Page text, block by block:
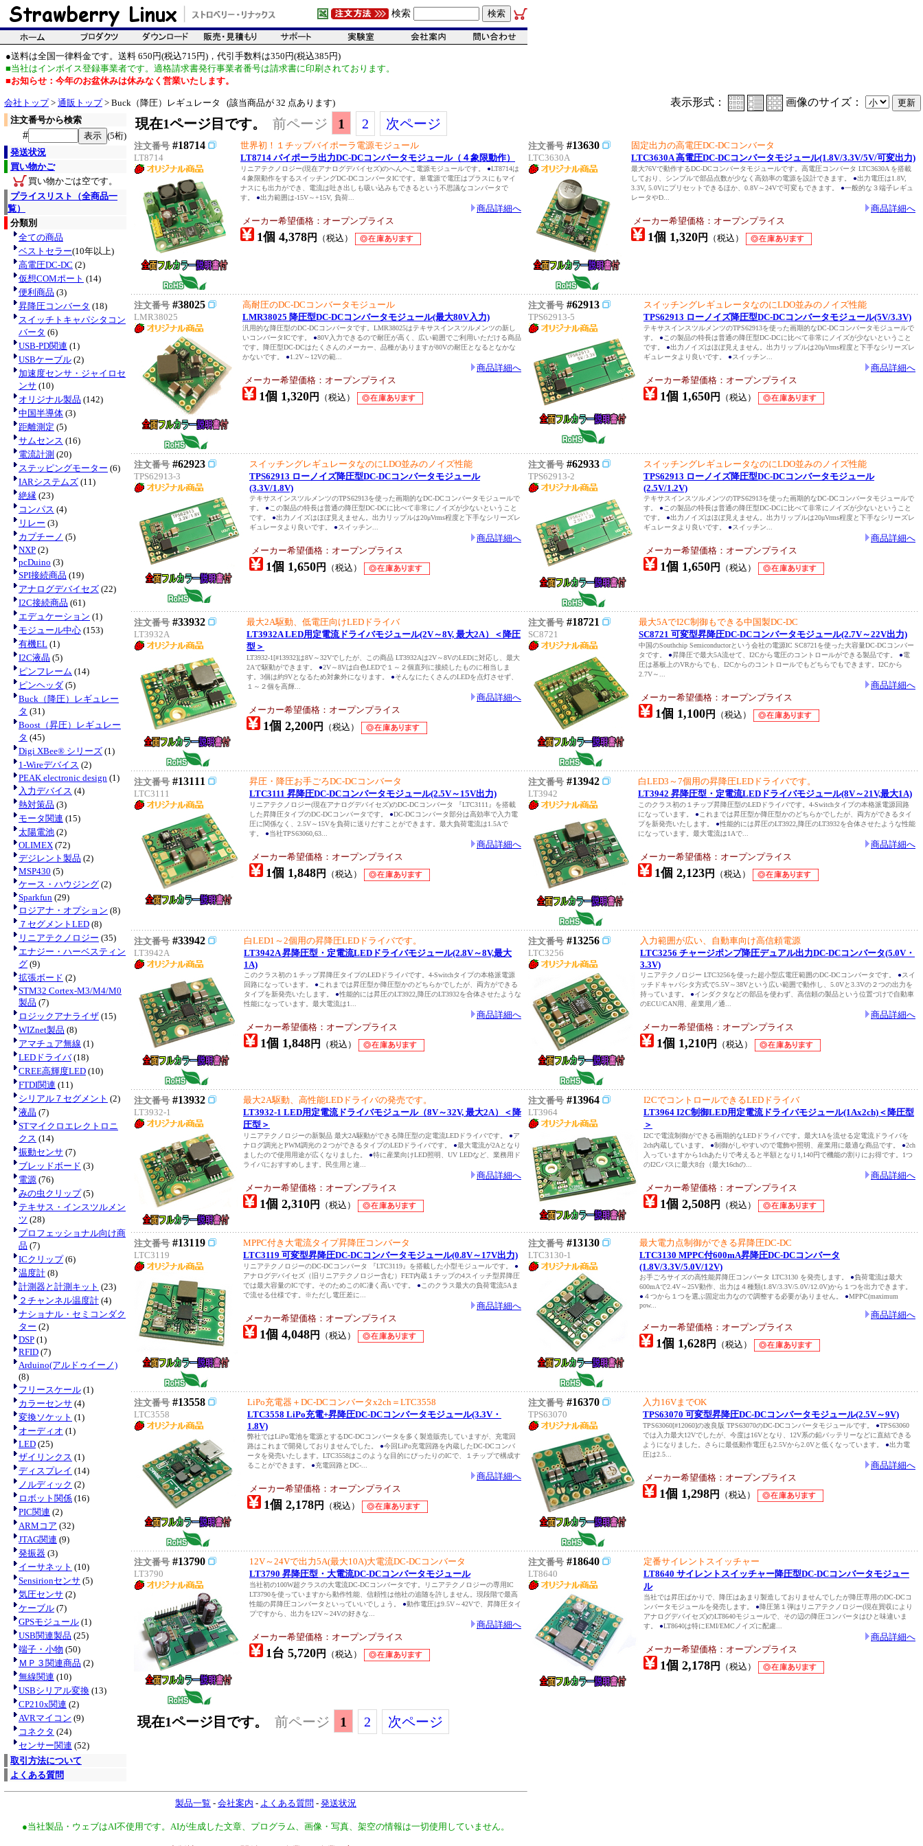
検索
●送料は全国一律料金です。送料 650円(税込715円)，代引手数料は350円(税込385円)
■当社はインボイス登録事業者です。適格請求書発行事業者番号は請求書に印刷されております。
■お知らせ：今年のお盆休みは休みなく営業いたします。
会社トップ> 通販トップ> Buck（降圧）レギュレータ (該当商品が 32 点あります) 表示形式： 画像のサイズ：
注文番号から検索
#
(5桁)
発送状況
買い物かご
買い物かごは空です。
プライスリスト（全商品一
覧）
分類別
全ての商品
ベストセラー(10年以上)
高電圧DC-DC (2)
仮想COMポート (14)
便利商品 (3)
昇降圧コンバータ (18)
スイッチトキャパシタコン
バータ (6)
USB-PD関連 (1)
USBケーブル (2)
加速度センサ・ジャイロセ
ンサ (10)
オリジナル製品 (142)
中国半導体 (3)
距離測定 (5)
サムセンス (16)
電流計測 (20)
ステッピングモーター (6)
IARシステムズ (11)
絶縁 (23)
コンパス (4)
リレー (3)
カプチーノ (5)
NXP (2)
pcDuino (3)
SPI接続商品 (19)
アナログデバイセズ (22)
I2C接続商品 (61)
エデュケーション (1)
モジュール中心 (153)
有機EL (1)
I2C液晶 (5)
ピンフレーム (14)
ピンヘッダ (5)
Buck（降圧）レギュレー
タ (31)
Boost（昇圧）レギュレー
タ (45)
Digi XBee® シリーズ (1)
1-Wireデバイス (2)
PEAK electronic design (1)
入力デバイス (4)
熱対策品 (3)
モータ関連 (15)
太陽電池 (2)
OLIMEX (72)
デジレント製品 (2)
MSP430 (5)
ケース・ハウジング (2)
Sparkfun (29)
ロジアナ・オプション (8)
７セグメントLED (8)
リニアテクノロジー (35)
エナジー・ハーベスティン
グ (9)
拡張ボード (2)
STM32 Cortex-M3/M4/M0
製品 (7)
ロジックアナライザ (15)
WIZnet製品 (8)
アマチュア無線 (1)
LEDドライバ(18)
CREE高輝度LED (10)
FTDI関連 (11)
シリアル７セグメント (2)
液晶 (7)
STマイクロエレクトロニ
クス (14)
振動センサ (7)
ブレッドボード (3)
電源 (76)
みの虫クリップ(5)
テキサス・インスツルメン
ツ (28)
プロフェッショナル向け商
品 (7)
ICクリップ(6)
温度計 (8)
計測器と計測キット (23)
２チャンネル温度計 (4)
ナショナル・セミコンダク
ター (2)
DSP (1)
RFID (7)
Arduino(アルドゥイーノ)
(8)
フリースケール (1)
カラーセンサ (4)
変換ソケット (1)
オーディオ (1)
LED (25)
ザイリンクス (1)
ディスプレイ (14)
ノルディック (2)
ロボット関係 (16)
PIC関連 (2)
ARMコア (32)
JTAG関連 (9)
発振器 (3)
イーサネット (10)
Sensirionセンサ (5)
気圧センサ (2)
ケーブル (7)
GPSモジュール (1)
USB関連製品 (25)
端子・小物 (50)
ＭＰ３関連商品 (2)
無線関連 (10)
USBシリアル変換 (13)
CP210x関連 (2)
AVRマイコン (9)
コネクタ (24)
センサー関連 (52)
取引方法について
よくある質問
現在1ページ目です。 前ページ 1 2 次ページ
注文番号 #18714
LT8714
世界初！１チップバイポーラ電源モジュール
LT8714 バイポーラ出力DC-DCコンバータモジュール（４象限動作）
リニアテクノロジー(現在アナログデバイセズ)のへんへこ電源モジュールです。 ●LT8714は
４象限動作をするスイッチングDC-DCコンバータICです。単電源で電圧はプラスにもマイ
ナスにも出力ができ、電流は吐き出しも吸い込みもできるという不思議なコンバータで
す。 ●出力範囲は-15V～+15V, 負荷...
商品詳細へ
メーカー希望価格：オープンプライス
1個 4,378円 （税込）
注文番号 #13630
LTC3630A
固定出力の高電圧DC-DCコンバータ
LTC3630A 高電圧DC-DCコンバータモジュール(1.8V/3.3V/5V/可変出力)
最大76Vで動作するDC-DCコンバータモジュールです。高電圧コンバータ LTC3630A を搭載
しており、シンプルで部品点数が少なく高効率の電源を設計できます。 ●出力電圧は1.8V,
3.3V, 5.0Vにプリセットできるほか、0.8V～24Vで可変もできます。 ●一般的な３端子レギュ
レータやD...
商品詳細へ
メーカー希望価格：オープンプライス
1個 1,320円 （税込）
注文番号 #38025
LMR38025
高耐圧のDC-DCコンバータモジュール
LMR38025 降圧型DC-DCコンバータモジュール(最大80V入力)
汎用的な降圧型のDC-DCコンバータです。LMR38025はテキサスインスツルメンツの新し
いコンバータICです。 ●80V入力できるので耐圧が高く、広い範囲でご利用いただける商品
です。降圧型DC-DCはたくさんのメーカー、品種がありますが80Vの耐圧となるとなかな
かないです。 ●1.2V～12Vの範...
商品詳細へ
メーカー希望価格：オープンプライス
1個 1,320円 （税込）
注文番号 #62913
TPS62913-5
スイッチングレギュレータなのにLDO並みのノイズ性能
TPS62913 ローノイズ降圧型DC-DCコンバータモジュール(5V/3.3V)
テキサスインスツルメンツのTPS62913を使った画期的なDC-DCコンバータモジュールで
す。 ● この製品の特長は普通の降圧型DC-DCに比べて非常にノイズが少ないということ
です。 ●出力ノイズはほぼ見えません。出力リップルは20μVrms程度と下手なシリーズレ
ギュレータより良いです。 ●スイッチン...
商品詳細へ
メーカー希望価格：オープンプライス
1個 1,650円 （税込）
注文番号 #62923
TPS62913-3
スイッチングレギュレータなのにLDO並みのノイズ性能
TPS62913 ローノイズ降圧型DC-DCコンバータモジュール
(3.3V/1.8V)
テキサスインスツルメンツのTPS62913を使った画期的なDC-DCコンバータモジュールで
す。 ● この製品の特長は普通の降圧型DC-DCに比べて非常にノイズが少ないということ
です。 ●出力ノイズはほぼ見えません。出力リップルは20μVrms程度と下手なシリーズレ
ギュレータより良いです。 ●スイッチン...
商品詳細へ
メーカー希望価格：オープンプライス
1個 1,650円 （税込）
注文番号 #62933
TPS62913-2
スイッチングレギュレータなのにLDO並みのノイズ性能
TPS62913 ローノイズ降圧型DC-DCコンバータモジュール
(2.5V/1.2V)
テキサスインスツルメンツのTPS62913を使った画期的なDC-DCコンバータモジュールで
す。 ● この製品の特長は普通の降圧型DC-DCに比べて非常にノイズが少ないということ
です。 ●出力ノイズはほぼ見えません。出力リップルは20μVrms程度と下手なシリーズレ
ギュレータより良いです。 ●スイッチン...
商品詳細へ
メーカー希望価格：オープンプライス
1個 1,650円 （税込）
注文番号 #33932
LT3932A
最大2A駆動、低電圧向けLEDドライバ
LT3932A LED用定電流ドライバモジュール(2V～8V, 最大2A）＜降圧
型＞
LT3932-1[#13932]は8V～32Vでしたが、この商品 LT3932Aは2V～8VのLEDに対応し、最大
2Aで駆動ができます。 ●2V～8Vは白色LEDで１～２個直列に接続したものに相当しま
す。3個は約9Vとなるため対象外になります。 ●そんなにたくさんのLEDを点灯させず、
１～２個を高輝...
商品詳細へ
メーカー希望価格：オープンプライス
1個 2,200円 （税込）
注文番号 #18721
SC8721
最大5AでI2C制御もできる中国製DC-DC
SC8721 可変型昇降圧DC-DCコンバータモジュール(2.7V～22V出力)
中国のSouthchip Semiconductorという会社の電源IC SC8721を使った大容量DC-DCコンバー
タです。 ●昇降圧で最大5A流せて、I2Cから電圧のコントロールができる製品です。 ●電
圧は基板上のVRからでも、I2Cからのコントロールでもどちらでもできます。I2Cから
2.7V～...
商品詳細へ
メーカー希望価格：オープンプライス
1個 1,100円 （税込）
注文番号 #13111
LTC3111
昇圧・降圧お手ごろDC-DCコンバータ
LTC3111 昇降圧DC-DCコンバータモジュール(2.5V～15V出力)
リニアテクノロジー(現在アナログデバイセズ)のDC-DCコンバータ 『LTC3111』を搭載
した昇降圧タイプのDC-DCコンバータです。 ●DC-DCコンバータ部分は高効率で入力電
圧に関係なく、2.5V～15Vを負荷に送りだすことができます。最大負荷電流は1.5Aで
す。 ●当社TPS63060,63...
商品詳細へ
メーカー希望価格：オープンプライス
1個 1,848円 （税込）
注文番号 #13942
LT3942
白LED3～7個用の昇降圧LEDドライバです。
LT3942 昇降圧型・定電流LEDドライバモジュール(8V～21V,最大1A)
このクラス初の１チップ昇降圧型のLEDドライバです。4-Switchタイプの本格派電源回路
になっています。 ● これまでは昇圧型か降圧型かのどちらかでしたが、両方ができるタイ
プを新発売いたします。 ●性能的には昇圧のLT3922,降圧のLT3932を合体させたような性能
になっています。最大電流は1Aで...
商品詳細へ
メーカー希望価格：オープンプライス
1個 2,123円 （税込）
注文番号 #33942
LT3942A
白LED1～2個用の昇降圧LEDドライバです。
LT3942A 昇降圧型・定電流LEDドライバモジュール(2.8V～8V,最大
1A)
このクラス初の１チップ昇降圧タイプのLEDドライバです。4-Switchタイプの本格派電源
回路になっています。 ● これまでは昇圧型か降圧型かのどちらかでしたが、両方ができる
タイプを新発売いたします。 ●性能的には昇圧のLT3922,降圧のLT3932を合体させたような
性能になっています。最大電流は1...
商品詳細へ
メーカー希望価格：オープンプライス
1個 1,848円 （税込）
注文番号 #13256
LTC3256
入力範囲が広い、自動車向け高信頼電源
LTC3256 チャージポンプ降圧デュアル出力DC-DCコンバータ(5.0V・
3.3V)
リニアテクノロジー LTC3256を使った超小型広電圧範囲のDC-DCコンバータです。 ●スイ
ッチドキャパシタ方式で5.5V～38Vという広い範囲で動作し、5.0Vと3.3Vの２つの出力を
持っています。 ●インダクタなどの部品を使わず、高信頼の製品という位置づけで自動車
のECU/CAN用、産業用／通...
商品詳細へ
メーカー希望価格：オープンプライス
1個 1,210円 （税込）
注文番号 #13932
LT3932-1
最大2A駆動、高性能LEDドライバの発売です。
LT3932-1 LED用定電流ドライバモジュール（8V～32V, 最大2A）＜降
圧型＞
リニアテクノロジーの新製品 最大2A駆動ができる降圧型の定電流LEDドライバです。 ●ア
ナログ調光とPWM調光の２つができるタイプのLEDドライバです。 ●最大電流が2Aとなり
ましたので使用用途が広くなりました。 ●特に産業向けLED照明、UV LEDなど、業務用ド
ライバにおすすめします。民生用と違...
商品詳細へ
メーカー希望価格：オープンプライス
1個 2,310円 （税込）
注文番号 #13964
LT3964
I2CでコントロールできるLEDドライバ
LT3964 I2C制御LED用定電流ドライバモジュール(1Ax2ch)＜降圧型
＞
I2Cで電流制御ができる画期的なLEDドライバです。最大1Aを流せる定電流ドライバを
2ch内蔵しています。 ●制御がしやすいので電飾や照明、産業用に最適な商品です。 ●2ch
入っていますから1chあたりで考えると半額となり1,140円で機能の割りにお得です。1つ
のI2Cバスに最大8台（最大16chの...
商品詳細へ
メーカー希望価格：オープンプライス
1個 2,508円 （税込）
注文番号 #13119
LTC3119
MPPC付き大電流タイプ昇降圧コンバータ
LTC3119 可変型昇降圧DC-DCコンバータモジュール(0.8V～17V出力)
リニアテクノロジーのDC-DCコンバータ 『LTC3119』を搭載した小型モジュールです。 ●
アナログデバイセズ（旧リニアテクノロジー含む）FET内蔵１チップの4スイッチ型昇降圧
では最大容量のICです。そのためこのIC凄く高いです。 ● このクラス最大の負荷電流5Aま
で流せる仕様です。※ただし電圧差に...
商品詳細へ
メーカー希望価格：オープンプライス
1個 4,048円 （税込）
注文番号 #13130
LTC3130-1
最大電力点制御ができる昇降圧DC-DC
LTC3130 MPPC付600mA昇降圧DC-DCコンバータ
(1.8V/3.3V/5.0V/12V)
お手ごろサイズの高性能昇降圧コンバータ LTC3130 を発売します。 ●負荷電流は最大
600mAで2.4V～25V動作、出力は４種類(1.8V/3.3V/5.0V/12.0V)から１つを出力できます。
● ４つから１つを選ぶ固定出力なので調整する必要がありません。 ●MPPC(maximum
pow...
商品詳細へ
メーカー希望価格：オープンプライス
1個 1,628円 （税込）
注文番号 #13558
LTC3558
LiPo充電器＋DC-DCコンバータx2ch＝LTC3558
LTC3558 LiPo充電+昇降圧DC-DCコンバータモジュール(3.3V・
1.8V)
弊社ではLiPo電池を電源とするDC-DCコンバータを多く製造販売していますが、充電回
路はこれまで開発しておりませんでした。 ●今回LiPo充電回路を内蔵したDC-DCコンバ
ータを発売いたします。LTC3558はこのような目的にぴったりのICで、１チップで構成す
ることができます。 ●充電回路とDC-...
商品詳細へ
メーカー希望価格：オープンプライス
1個 2,178円 （税込）
注文番号 #16370
TPS63070
入力16VまでOK
TPS63070 可変型昇降圧DC-DCコンバータモジュール(2.5V～9V)
TPS63060[#12060]の改良版 TPS63070のDC-DCコンバータモジュールです。 ●TPS63060
では入力最大12Vでしたが、今度は16Vとなり、12V系の鉛バッテリーなどに直結できる
ようになりました。さらに最低動作電圧も2.5Vから2.0Vと低くなっています。 ●出力電
圧は2.5...
商品詳細へ
メーカー希望価格：オープンプライス
1個 1,298円 （税込）
注文番号 #13790
LT3790
12V～24Vで出力5A(最大10A)大電流DC-DCコンバータ
LT3790 昇降圧型・大電流DC-DCコンバータモジュール
当社初の100W超クラスの大電流DC-DCコンバータです。リニアテクノロジーの専用IC
LT3790を使っていますから動作性能、信頼性は他社の追随を許しません。現段階で最高
性能の昇降圧コンバータといっていいでしょう。 ●動作電圧は9.5V～42Vで、昇降圧タイ
プですから、出力を12V～24Vの好きな...
商品詳細へ
メーカー希望価格：オープンプライス
1台 5,720円 （税込）
注文番号 #18640
LT8640
定番サイレントスイッチャー
LT8640 サイレントスイッチャー降圧型DC-DCコンバータモジュー
ル
当社では昇圧ばかりで、降圧はあまり製造しておりませんでしたが降圧専用のDC-DCコ
ンバータモジュールを発売します。 ●降圧第１弾はリニアテクノロジー(現在買収により
アナログデバイセズ)のLT8640モジュールで、その辺の降圧コンバータはひと味違いま
す。 ●LT8640は特にEMI/EMCノイズに配慮...
商品詳細へ
メーカー希望価格：オープンプライス
1個 2,178円 （税込）
現在1ページ目です。 前ページ 1 2 次ページ
製品一覧 - 会社案内 - よくある質問 - 発送状況
●当社製品・ウェブはAI不使用です。AIが生成した文章、プログラム、画像・写真、架空の情報は一切使用していません。